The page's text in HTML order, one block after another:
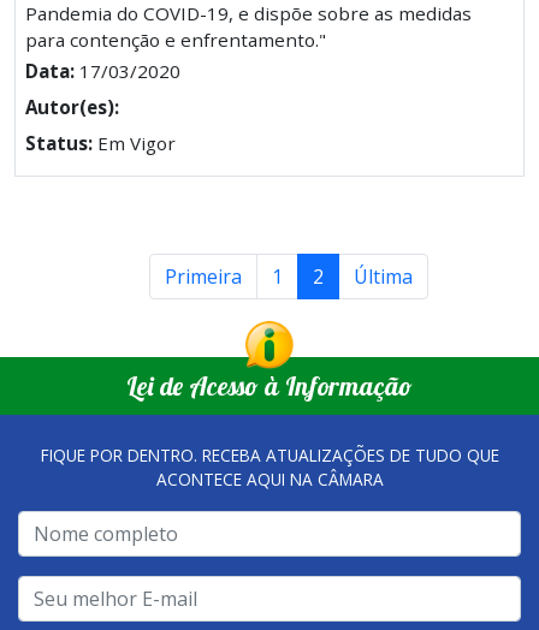
Pandemia do COVID-19, e dispõe sobre as medidas
para contenção e enfrentamento."
Data: 17/03/2020
Autor(es):
Status: Em Vigor
Primeira 1 2 Última
Lei de Acesso à Informação
FIQUE POR DENTRO. RECEBA ATUALIZAÇÕES DE TUDO QUE
ACONTECE AQUI NA CÂMARA